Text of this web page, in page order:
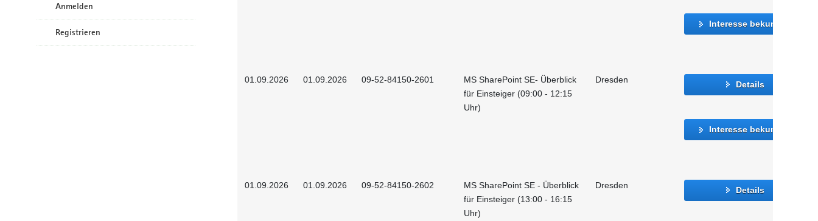
Anmelden
Registrieren
Interesse bekunden
01.09.2026 01.09.2026 09-52-84150-2601
MS SharePoint SE- Überblick
für Einsteiger (09:00 - 12:15
Uhr)
Dresden Details
Interesse bekunden
01.09.2026 01.09.2026 09-52-84150-2602
MS SharePoint SE - Überblick
für Einsteiger (13:00 - 16:15
Uhr)
Dresden Details